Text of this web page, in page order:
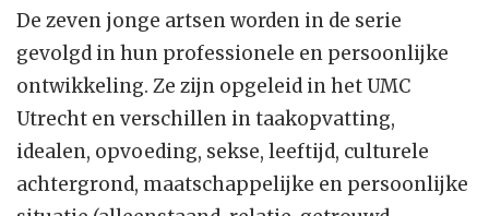
De zeven jonge artsen worden in de serie
gevolgd in hun professionele en persoonlijke
ontwikkeling. Ze zijn opgeleid in het UMC
Utrecht en verschillen in taakopvatting,
idealen, opvoeding, sekse, leeftijd, culturele
achtergrond, maatschappelijke en persoonlijke